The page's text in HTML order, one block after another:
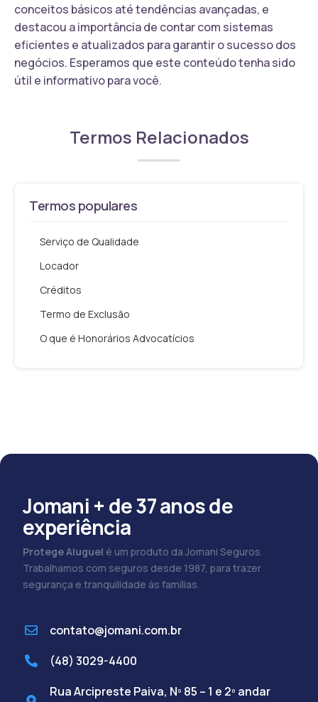
conceitos básicos até tendências avançadas, e
destacou a importância de contar com sistemas
eficientes e atualizados para garantir o sucesso dos
negócios. Esperamos que este conteúdo tenha sido
útil e informativo para você.
Termos Relacionados
Termos populares
Serviço de Qualidade
Locador
Créditos
Termo de Exclusão
O que é Honorários Advocatícios
Jomani + de 37 anos de
experiência
Protege Aluguel é um produto da Jomani Seguros.
Trabalhamos com seguros desde 1987, para trazer
segurança e tranquilidade às famílias.
contato@jomani.com.br
(48) 3029-4400
Rua Arcipreste Paiva, Nº 85 – 1 e 2º andar